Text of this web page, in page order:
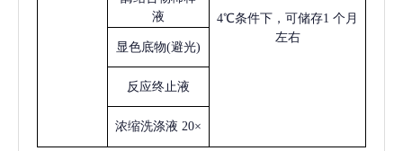
4℃条件下，可储存1 个月
左右
液
显色底物(避光)
反应终止液
浓缩洗涤液 20×